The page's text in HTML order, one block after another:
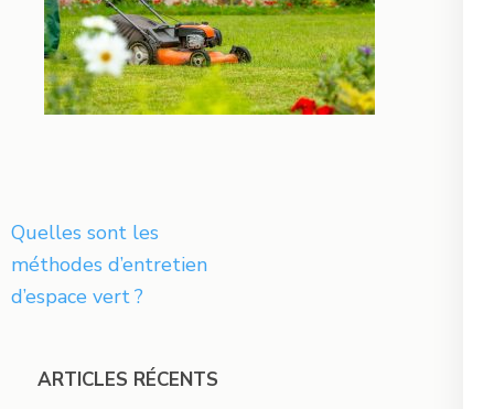
Navigation
de
l’article
Quelles sont les
méthodes d’entretien
d’espace vert ?
ARTICLES RÉCENTS